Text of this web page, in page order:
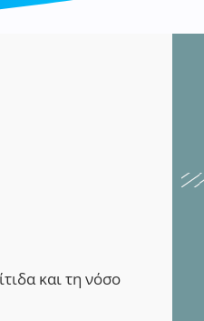
και τη νόσο